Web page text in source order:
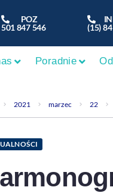
POZ
501 847 546
(15)
Poradnie
2021 marzec 22